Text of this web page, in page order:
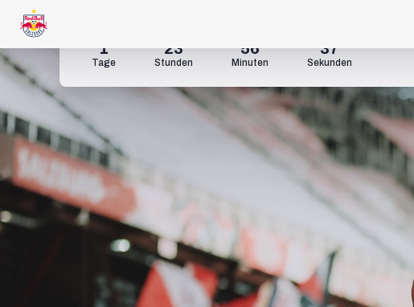
1
Tage
23
Stunden
56
Minuten
34
Sekunden